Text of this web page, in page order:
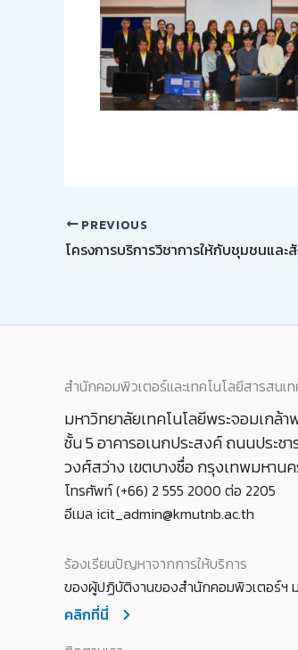
PREVIOUS
โครงการบริการวิชาการให้กับชุมชนและ
สำนักคอมพิวเตอร์และเทคโนโลยีสารสนเ
มหาวิทยาลัยเทคโนโลยีพระจอมเกล้า
ชั้น 5 อาคารอเนกประสงค์ ถนนประชา
วงศ์สว่าง เขตบางซื่อ กรุงเทพมหาน
โทรศัพท์ (+66) 2 555 2000 ต่อ 2205
อีเมล icit_admin@kmutnb.ac.th
ร้องเรียนปัญหาจากการให้บริการ
ของผู้ปฏิบัติงานของสำนักคอมพิวเตอร์ฯ
คลิกที่นี่